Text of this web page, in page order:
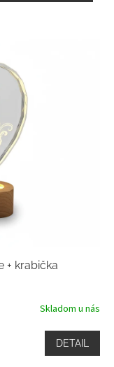
+ krabička
Skladom u nás
DETAIL